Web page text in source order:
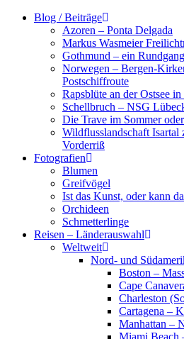
Zum
Blog / Beiträge
Azoren – Ponta Delgada
Markus Wasmeier
Gothmund – ein
Norwegen – Bergen-
Postschiffroute
Rapsblüte an der Ostsee
Schellbruch – NSG
Die Trave im Sommer
Wildflusslandschaft Isartal
Vorderriß
Fotografien
Blumen
Greifvögel
Ist das Kunst, oder kann
Orchideen
Schmetterlinge
Reisen – Länderauswahl
Weltweit
Nord- und
Boston –
Cape
Charleston
Cartagena –
Manhattan –
Miami Beach